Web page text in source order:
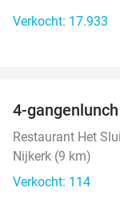
Verkocht: 17.933
4-
Restaurant Het
Nijkerk (9 km)
Verkocht: 114